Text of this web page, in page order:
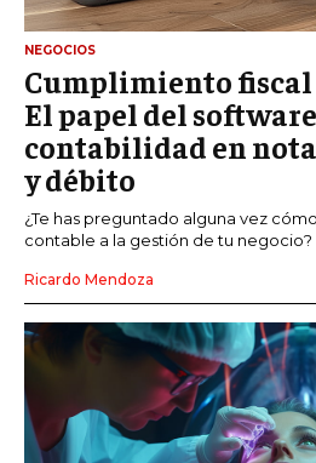
NEGOCIOS
Cumplimiento fiscal
El papel del
contabilidad en
y débito
¿Te has preguntado alguna vez
contable a la gestión de tu negocio?
Ricardo Mendoza